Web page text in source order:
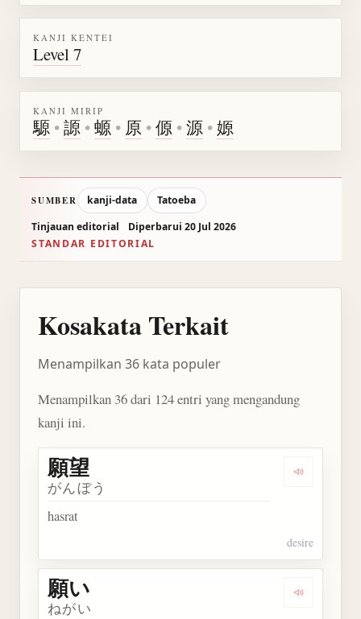
KANJI KENTEI
Level 7
KANJI MIRIP
騵 •謜 •螈 • 原 •傆 •源 •嫄
SUMBER kanji-data
Tatoeba
Tinjauan editorial
Diperbarui 20 Jul 2026
STANDAR EDITORIAL
Kosakata Terkait
Menampilkan 36 kata populer
Menampilkan 36 dari 124 entri yang mengandung
kanji ini.
Dengarkan
願望
がんぼう
hasrat
desire
Dengarkan
願い
ねがい